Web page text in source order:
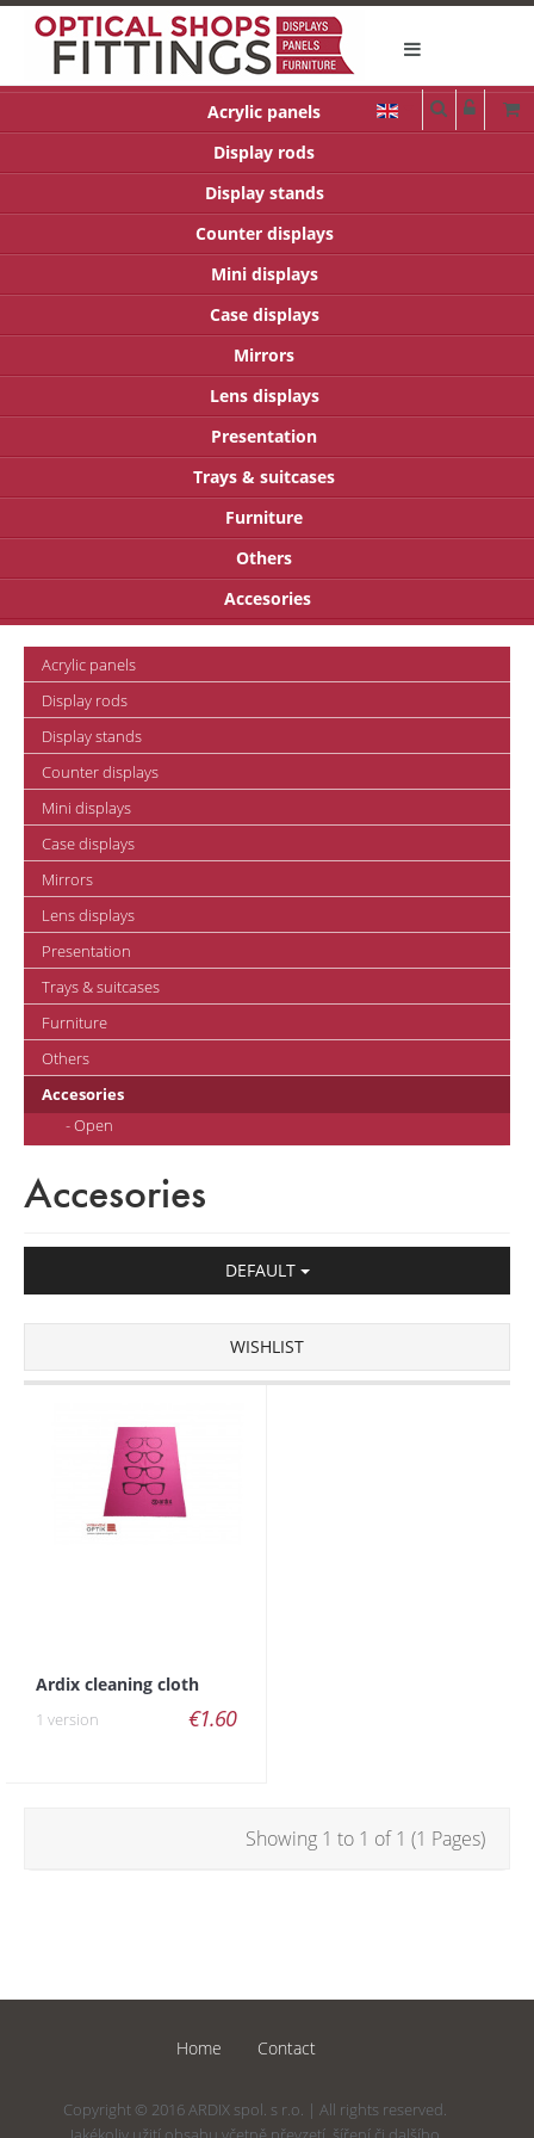
Acrylic panels
Display rods
Display stands
Counter displays
Mini displays
Case displays
Mirrors
Lens displays
Presentation
Trays & suitcases
Furniture
Others
Accesories
Acrylic panels
Display rods
Display stands
Counter displays
Mini displays
Case displays
Mirrors
Lens displays
Presentation
Trays & suitcases
Furniture
Others
Accesories
- Open
Accesories
DEFAULT
WISHLIST
Ardix cleaning cloth
1 version €1.60
Showing 1 to 1 of 1 (1 Pages)
Home Contact
Copyright © 2016 ARDIX spol. s r.o. | All rights reserved.